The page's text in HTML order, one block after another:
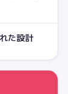
た設計